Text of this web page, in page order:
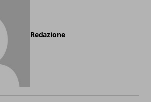
Redazione